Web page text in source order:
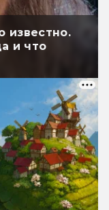
известно.
и что